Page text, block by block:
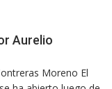
Aurelio
Moreno El